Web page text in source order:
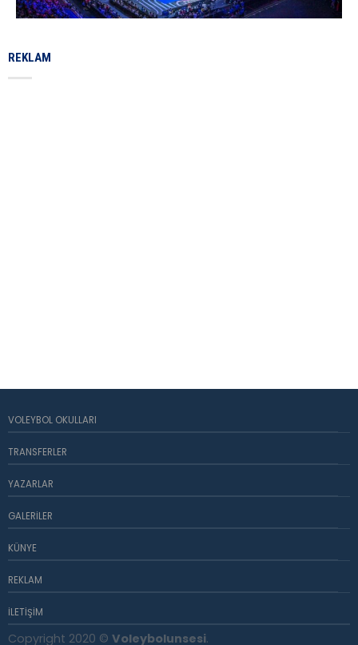
REKLAM
VOLEYBOL OKULLARI
TRANSFERLER
YAZARLAR
GALERILER
KÜNYE
REKLAM
İLETIŞIM
Copyright 2020 © Voleybolunsesi.